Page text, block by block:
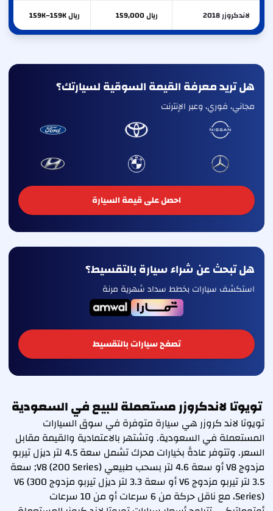
لاندكروزر 2018 ريال 159,000 ريال 159K–159K
هل تريد معرفة القيمة السوقية لسيارتك؟
مجاني، فوري، وعبر الإنترنت
احصل على قيمة السيارة
هل تبحث عن شراء سيارة بالتقسيط؟
استكشف سيارات بخطط سداد شهرية مرنة
تصفح سيارات بالتقسيط
تويوتا لاندكروزر مستعملة للبيع في السعودية
تويوتا لاند كروزر هي سيارة متوفرة في سوق السيارات
المستعملة في السعودية. وتشتهر بالاعتمادية والقيمة مقابل
السعر. وتتوفر عادةً بخيارات محرك تشمل سعة 4.5 لتر ديزل تيربو
مزدوج V8 أو سعة 4.6 لتر بسحب طبيعي V8 (200 Series); سعة
3.5 لتر تيربو مزدوج V6 أو سعة 3.3 لتر ديزل تيربو مزدوج V6 (300
Series)، مع ناقل حركة من 6 سرعات أو من 10 سرعات